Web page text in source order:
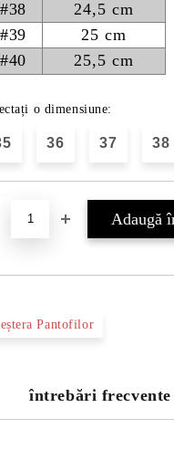
#38
24,5 cm
#39
25 cm
#40
25,5 cm
o dimensiune:
36 37 38
Pantofilor
întrebări frecvente